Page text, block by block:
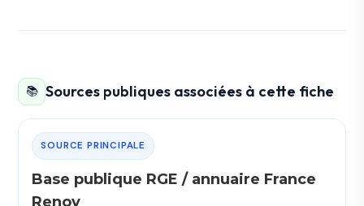
📚 Sources publiques associées à cette fiche
SOURCE PRINCIPALE
Base publique RGE / annuaire France
Renov